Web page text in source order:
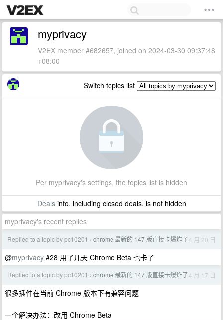
myprivacy
V2EX member #682657, joined on 2024-03-30 09:37:48
+08:00
Switch topics list
Per myprivacy's settings, the topics list is hidden
Dealsinfo, including closed deals, is not hidden
myprivacy's recent replies
Replied to a topic by pc10201 › chrome 最新的 147 版直接卡爆炸了4 月 20 日
@myprivacy #28 用了几天 Chrome Beta 也卡了
Replied to a topic by pc10201 › chrome 最新的 147 版直接卡爆炸了4 月 17 日
很多插件在当前 Chrome 版本下有兼容问题
一个解决办法：改用 Chrome Beta